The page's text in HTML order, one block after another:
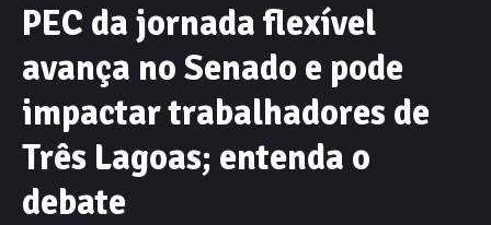
PEC da jornada flexível
avança no Senado e pode
impactar trabalhadores de
Três Lagoas; entenda o
debate